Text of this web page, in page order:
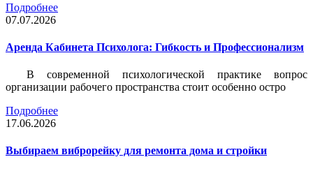
Подробнее
07.07.2026
Аренда Кабинета Психолога: Гибкость и Профессионализм
В современной психологической практике вопрос
организации рабочего пространства стоит особенно остро
Подробнее
17.06.2026
Выбираем виброрейку для ремонта дома и стройки